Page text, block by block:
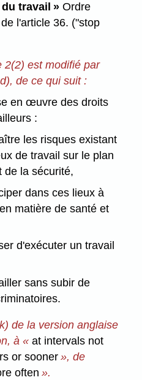
travail »Ordre
l'article 36. ("stop
2(2) est modifié par
de ce qui suit :
en œuvre des droits
:
les risques existant
de travail sur le plan
de la sécurité,
dans ces lieux à
matière de santé et
d'exécuter un travail
sans subir de
de la version anglaise
à «at intervals not
or sooner», de
often ».